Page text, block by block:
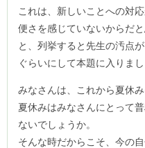
これは、新しいことへの対
便さを感じていないからだと
と、列挙すると先生の汚点
ぐらいにして本題に入りまし
みなさんは、これから夏休
夏休みはみなさんにとって
ないでしょうか。
そんな時だからこそ、今の